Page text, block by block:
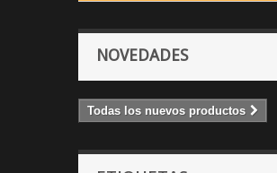
NOVEDADES
Todas los nuevos productos